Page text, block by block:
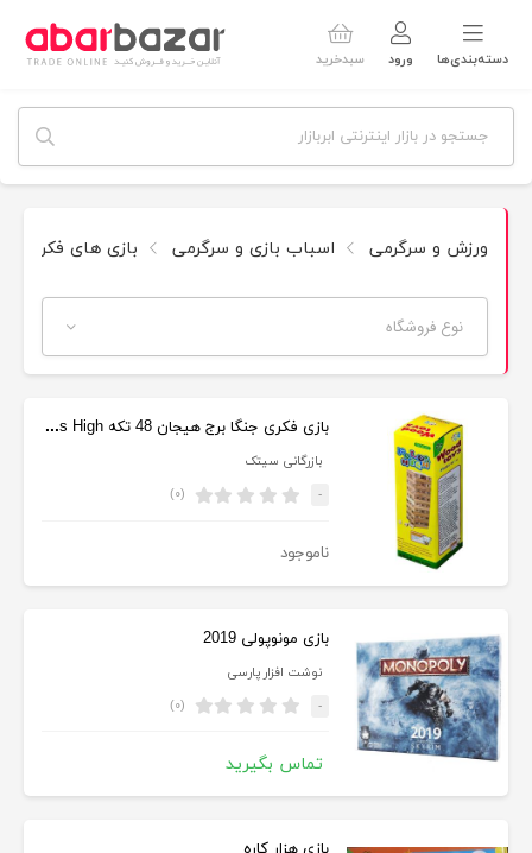
دسته‌بندی‌ها ورود سبدخرید
ورزش و سرگرمی اسباب بازی و سرگرمی بازی های فکری و
نوع فروشگاه
بازی فکری جنگا برج هیجان 48 تکه Folds High
بازرگانی سیتک
- (۰)
ناموجود
بازی مونوپولی 2019
نوشت افزار پارسی
- (۰)
تماس بگیرید